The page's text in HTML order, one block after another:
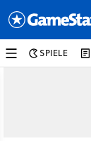
SPIELE